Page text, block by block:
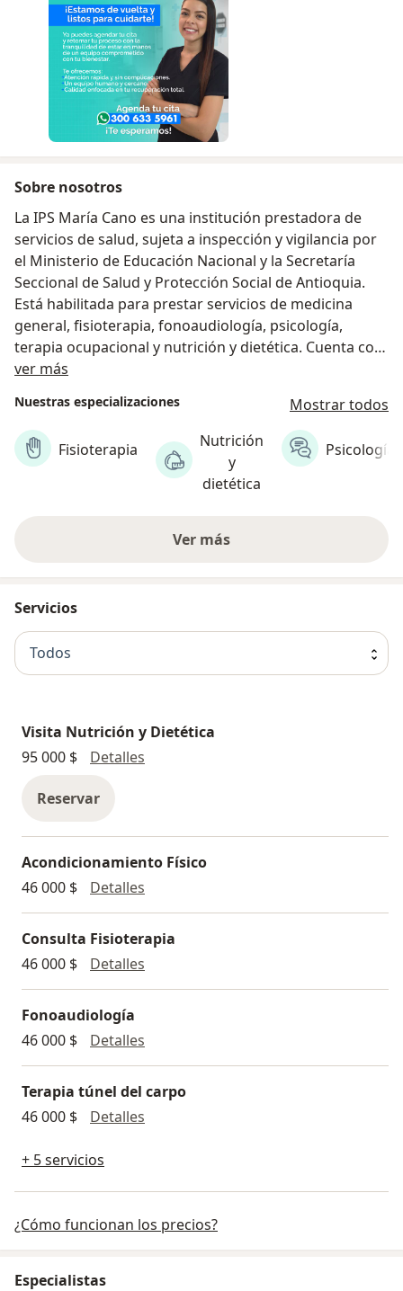
- Optometría
- Audiología
https://www.fumc.edu.co/ipsmariacano/
https://www.instagram.com/mariacanooficial/
Sobre nosotros
La IPS María Cano es una institución prestadora de
servicios de salud, sujeta a inspección y vigilancia por
el Ministerio de Educación Nacional y la Secretaría
Seccional de Salud y Protección Social de Antioquia.
Está habilitada para prestar servicios de medicina
general, fisioterapia, fonoaudiología, psicología,
terapia ocupacional y nutrición y dietética. Cuenta con
personal capacitado e idóneo en cada una de sus
garantizando a los usuarios la identificación de
patologías a tratar y el desarrollo de los planes
terapéuticos que requieran, de una manera integral.
La IPS María Cano tiene, en sus instalaciones, equipos
servicio completo a los usuarios. Se destaca el
encuentra entre los únicos cinco (5) en el país; el
Laboratorio de Psicología y los equipos de última
tecnología para la realización de pruebas audiológicas.
https://m.youtube.com/shorts/ok3no3ADVjQ
ver más
Nuestras especializaciones Mostrar todos
Fisioterapia
Nutrición
y
dietética
Psicología
Ver más
Servicios
Todos
Visita Nutrición y Dietética
95 000 $
Detalles
Reservar
Acondicionamiento Físico
46 000 $
Detalles
Consulta Fisioterapia
46 000 $
Detalles
Fonoaudiología
46 000 $
Detalles
Terapia túnel del carpo
46 000 $
Detalles
+ 5 servicios
¿Cómo funcionan los precios?
Especialistas